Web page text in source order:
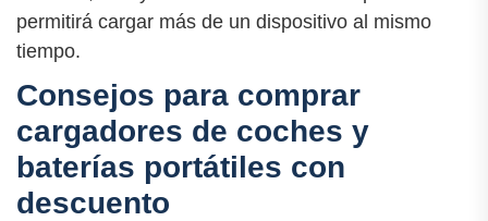
permitirá cargar más de un dispositivo al mismo
tiempo.
Consejos para comprar
cargadores de coches y
baterías portátiles con
descuento